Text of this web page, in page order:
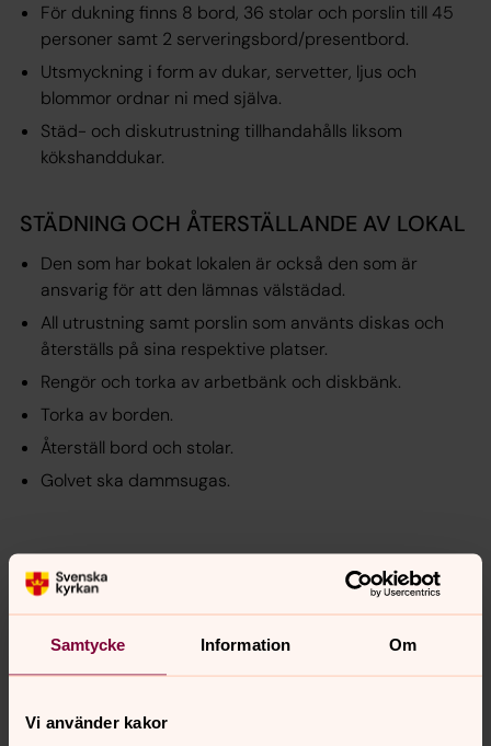
Samtycke Information Om
Vi använder kakor
För dukning finns 8 bord, 36 stolar och porslin till 45
personer samt 2 serveringsbord/presentbord.
Utsmyckning i form av dukar, servetter, ljus och
blommor ordnar ni med själva.
Städ- och diskutrustning tillhandahålls liksom
kökshanddukar.
STÄDNING OCH ÅTERSTÄLLANDE AV LOKAL
Den som har bokat lokalen är också den som är
ansvarig för att den lämnas välstädad.
All utrustning samt porslin som använts diskas och
återställs på sina respektive platser.
Rengör och torka av arbetbänk och diskbänk.
Torka av borden.
Återställ bord och stolar.
Golvet ska dammsugas.
Senast ändrad 8 januari 2019
Synpunkter eller frågor på sidans
innehåll?
sodertalje.pastorat@svenskakyrkan.se